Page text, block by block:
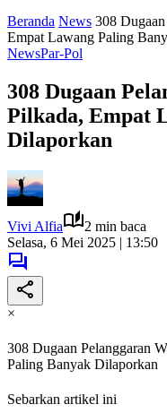
Beranda News 308
Empat Lawang Paling
NewsPar-Pol
308 Dugaan
Pilkada, Empat
Dilaporkan
Vivi Alfia
2 min baca
Selasa, 6 Mei 2025 | 13:50
×
308 Dugaan Pelanggaran
Paling Banyak Dilaporkan
Sebarkan artikel ini